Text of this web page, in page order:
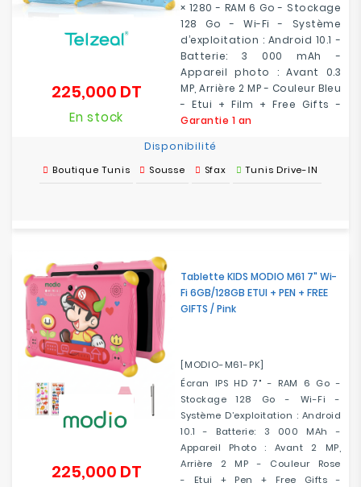
× 1280 - RAM 6 Go - Stockage
128 Go - Wi-Fi - Système
d’exploitation : Android 10.1 -
Batterie: 3 000 mAh -
Appareil photo : Avant 0.3
MP, Arrière 2 MP - Couleur Bleu
- Etui + Film + Free Gifts -
Garantie 1 an
225,000 DTPrix
En stock
Disponibilité
Boutique Tunis Sousse Sfax Tunis Drive-IN
Tablette KIDS MODIO M61 7" Wi-
Fi 6GB/128GB ETUI + PEN + FREE
GIFTS / Pink
[MODIO-M61-PK]
Écran IPS HD 7" - RAM 6 Go -
Stockage 128 Go - Wi-Fi -
Système D’exploitation : Android
10.1 - Batterie: 3 000 MAh -
Appareil Photo : Avant 2 MP,
Arrière 2 MP - Couleur Rose
- Etui + Pen + Free Gifts -
225,000 DTPrix